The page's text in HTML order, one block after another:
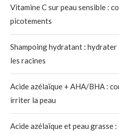
Vitamine C sur peau sensible :
picotements
Shampoing hydratant :
les racines
Acide azélaïque + AHA/BHA :
irriter la peau
Acide azélaïque et peau grasse